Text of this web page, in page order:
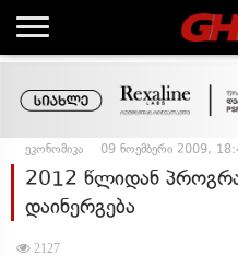
ეკონომიკა 09 ნოემბერი 2009,
2012 წლიდან
დაინერგება
2127